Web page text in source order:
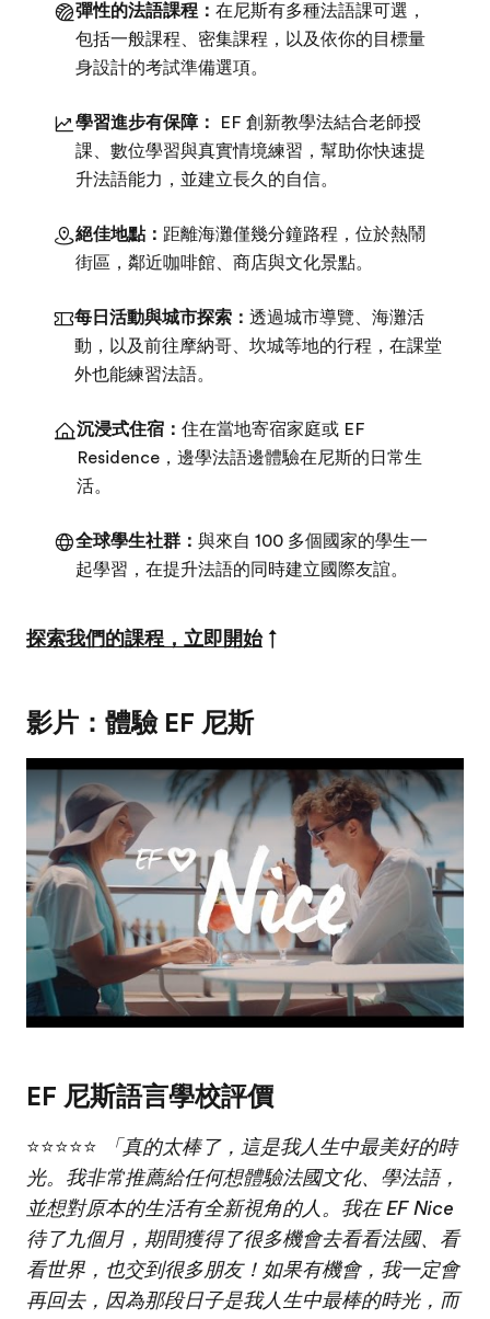
彈性的法語課程： 在尼斯有多種法語課可選，
包括一般課程、密集課程，以及依你的目標量
身設計的考試準備選項。
學習進步有保障：
EF 創新教學法結合老師授
課、數位學習與真實情境練習，幫助你快速提
升法語能力，並建立長久的自信。
絕佳地點： 距離海灘僅幾分鐘路程，位於熱鬧
街區，鄰近咖啡館、商店與文化景點。
每日活動與城市探索： 透過城市導覽、海灘活
動，以及前往摩納哥、坎城等地的行程，在課堂
外也能練習法語。
沉浸式住宿： 住在當地寄宿家庭或 EF
Residence，邊學法語邊體驗在尼斯的日常生
活。
全球學生社群： 與來自 100 多個國家的學生一
起學習，在提升法語的同時建立國際友誼。
探索我們的課程，立即開始↑
影片：體驗 EF 尼斯
EF 尼斯語言學校評價
⭐⭐⭐⭐⭐
「真的太棒了，這是我人生中最美好的時
光。我非常推薦給任何想體驗法國文化、學法語，
並想對原本的生活有全新視角的人。我在 EF Nice
待了九個月，期間獲得了很多機會去看看法國、看
看世界，也交到很多朋友！如果有機會，我一定會
再回去，因為那段日子是我人生中最棒的時光，而